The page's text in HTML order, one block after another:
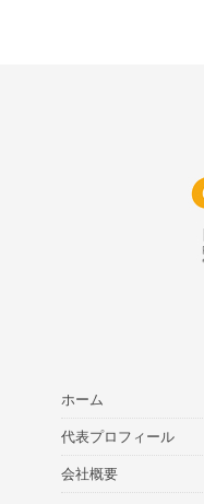
ホーム
代表プロフィール
会社概要